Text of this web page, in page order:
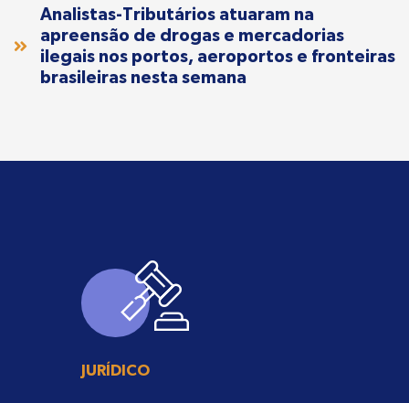
Analistas-Tributários atuaram na
apreensão de drogas e mercadorias
ilegais nos portos, aeroportos e fronteiras
brasileiras nesta semana
JURÍDICO